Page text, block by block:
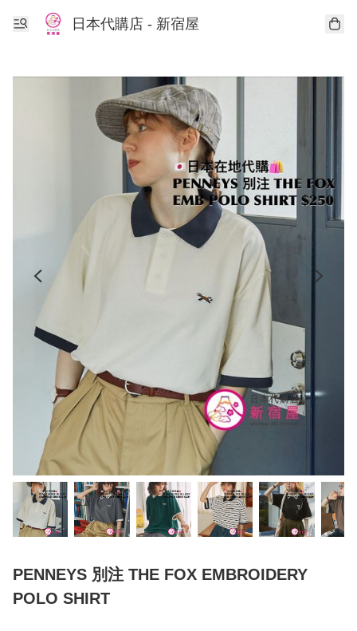
日本代購店 - 新宿屋
PENNEYS 別注 THE FOX EMBROIDERY
POLO SHIRT